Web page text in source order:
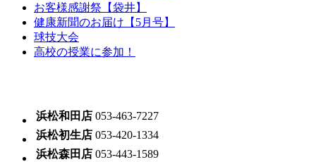
お客様感謝祭【袋井】
健康新聞のお届け【5月号】
球技大会
高校の授業に参加！
浜松和田店 053-463-7227
浜松初生店 053-420-1334
浜松森田店 053-443-1589